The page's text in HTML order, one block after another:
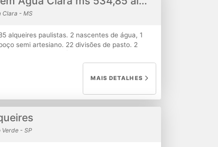
Clara - MS
alqueires paulistas. 2 nascentes de água, 1
semi artesiano. 22 divisões de pasto. 2
de cascalho. Estrada bem conservada o ano
MAIS DETALHES
- SP